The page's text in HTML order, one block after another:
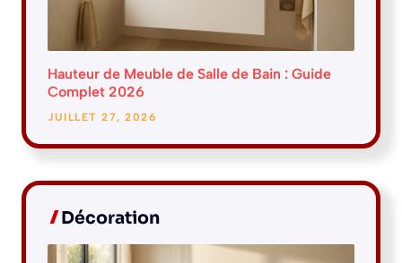
Hauteur de Meuble de Salle de Bain : Guide
Complet 2026
JUILLET 27, 2026
Décoration